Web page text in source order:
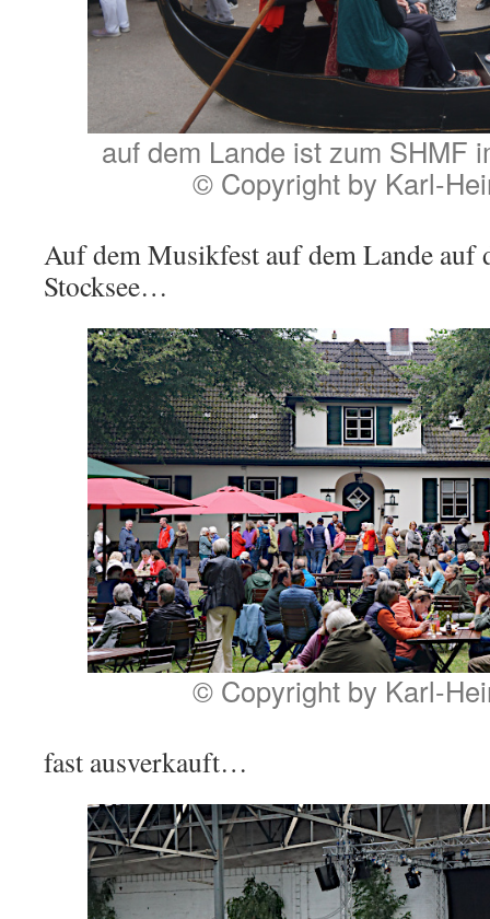
auf dem Lande ist zum SHMF
© Copyright by Karl-
Auf dem Musikfest auf dem Lande auf
Stocksee…
© Copyright by Karl-
fast ausverkauft…